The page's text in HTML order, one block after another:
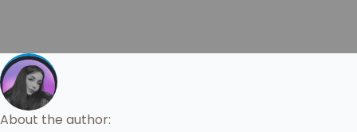
About the author: